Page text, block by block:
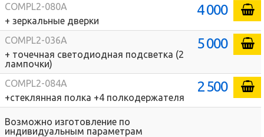
COMPL2-080A
+ зеркальные дверки
4 000
COMPL2-036A
+ точечная светодиодная подсветка (2
лампочки)
5 000
COMPL2-084A
+стеклянная полка +4 полкодержателя
2 500
Возможно изготовление по
индивидуальным параметрам